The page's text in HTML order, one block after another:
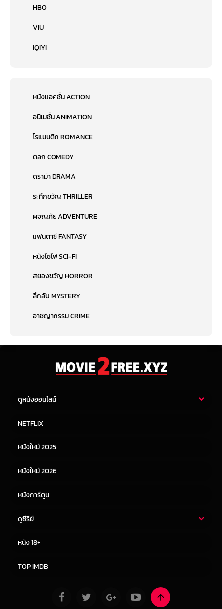
HBO
VIU
IQIYI
หนังแอคชั่น ACTION
อนิเมชั่น ANIMATION
โรแมนติก ROMANCE
ตลก COMEDY
ดราม่า DRAMA
ระทึกขวัญ THRILLER
ผจญภัย ADVENTURE
แฟนตาซี FANTASY
หนังไซไฟ SCI-FI
สยองขวัญ HORROR
ลึกลับ MYSTERY
อาชญากรรม CRIME
ดูหนังออนไลน์
หนังจีน
NETFLIX
หนังใหม่ 2025
หนังใหม่ 2026
หนังการ์ตูน
ดูซีรีย์
หนัง 18+
TOP IMDB